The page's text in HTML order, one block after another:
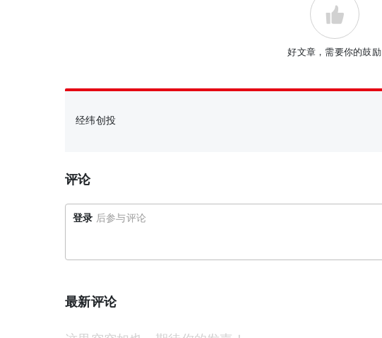
好文章，需要你的鼓励
经纬创投
评论
登录 后参与评论
最新评论